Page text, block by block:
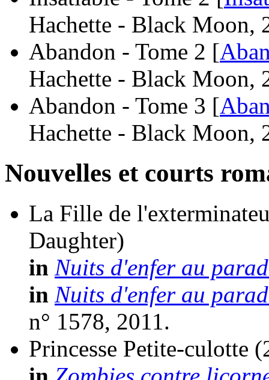
Hachette - Black Moon,
Abandon - Tome 2 [
Hachette - Black Moon,
Abandon - Tome 3 [
Hachette - Black Moon,
Nouvelles et courts
La Fille de
Daughter)
in Nuits d'enfer au
in Nuits d'enfer au
n° 1578, 2011.
Princesse Petite-culotte